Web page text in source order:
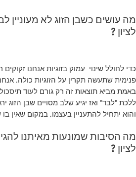
מה עושים כשבן הזוג לא מעוניין
לציון ?
כדי לחולל שינוי עמוק בזוגיות אנחנו
פנימית שתעשה תקרין על הזוגיות כולה.
באמת מביא תוצאות זה רק גורם לעוד
ללכת "לבד" ואז יגיע שלב מסויים שבן הזוג
והוא יתחיל להתעניין בעצמו, במקום שאין
מה הסיבות שמונעות מאיתנו להגיע
לציון ?